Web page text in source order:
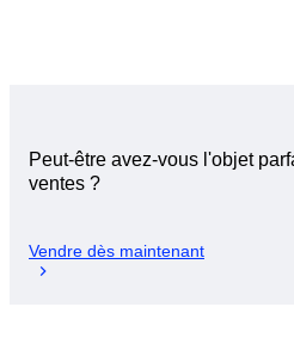
Peut-être avez-vous l'objet
ventes ?
Vendre dès maintenant